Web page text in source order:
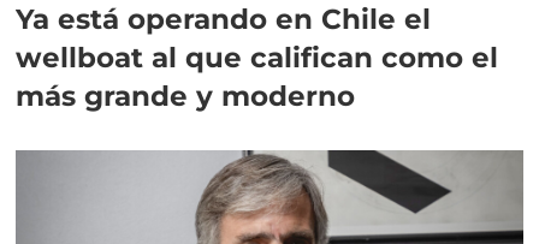
Ya está operando en Chile el
wellboat al que califican como el
más grande y moderno